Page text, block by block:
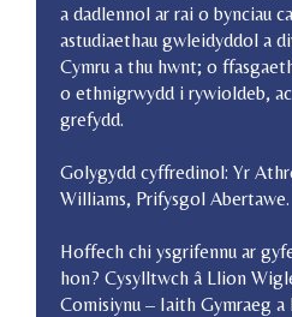
a dadlennol ar rai o bynciau
astudiaethau gwleidyddol a
Cymru a thu hwnt; o
o ethnigrwydd i rywioldeb,
grefydd.
Golygydd cyffredinol: Yr
Williams, Prifysgol Abertawe.
Hoffech chi ysgrifennu ar
hon? Cysylltwch â Llion
Comisiynu – Iaith Gymraeg a